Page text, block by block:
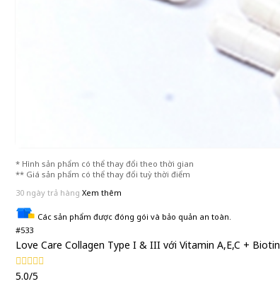
* Hình sản phẩm có thể thay đổi theo thời gian
** Giá sản phẩm có thể thay đổi tuỳ thời điểm
30 ngày trả hàng Xem thêm
Các sản phẩm được đóng gói và bảo quản an toàn.
#533
Love Care Collagen Type I & III với Vitamin A,E,C + Biotin
5.0/5